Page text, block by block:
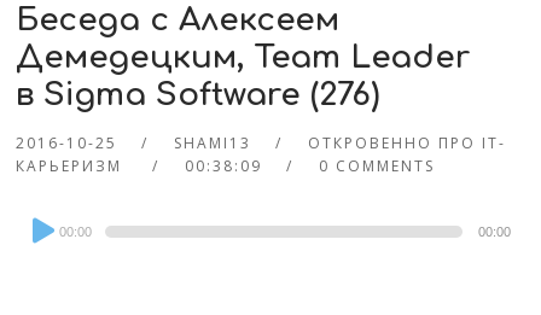
Беседа с Алексеем
Демедецким, Team Leader
в Sigma Software (276)
2016-10-25 SHAMI13
ОТКРОВЕННО ПРО IT-
КАРЬЕРИЗМ
00:38:09 0 COMMENTS
Audio
Player
00:00 00:00